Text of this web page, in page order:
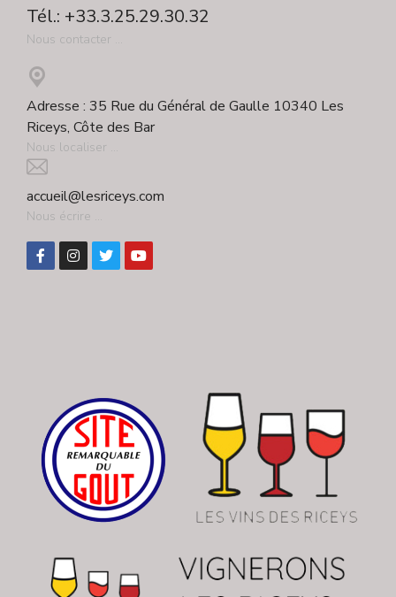
Tél.: +33.3.25.29.30.32
Nous contacter ...
Adresse : 35 Rue du Général de Gaulle 10340 Les
Riceys, Côte des Bar
Nous localiser ...
accueil@lesriceys.com
Nous écrire ...